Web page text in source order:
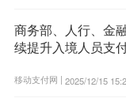
商务部、人行、金
续提升入境人员支
移动支付网 | 2025/12/15